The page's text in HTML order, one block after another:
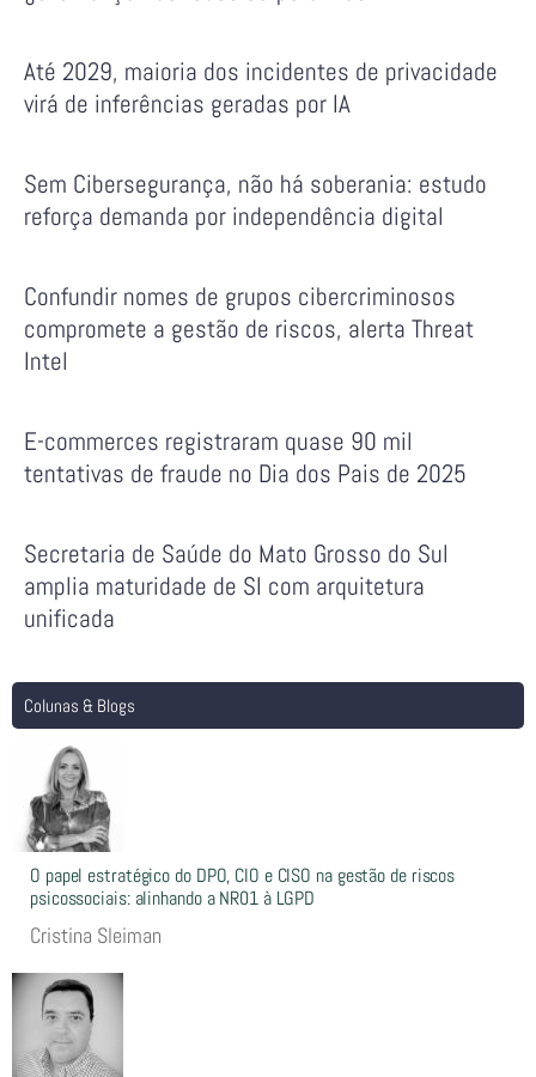
Até 2029, maioria dos incidentes de privacidade
virá de inferências geradas por IA
Sem Cibersegurança, não há soberania: estudo
reforça demanda por independência digital
Confundir nomes de grupos cibercriminosos
compromete a gestão de riscos, alerta Threat
Intel
E-commerces registraram quase 90 mil
tentativas de fraude no Dia dos Pais de 2025
Secretaria de Saúde do Mato Grosso do Sul
amplia maturidade de SI com arquitetura
unificada
Colunas & Blogs
O papel estratégico do DPO, CIO e CISO na gestão de riscos
psicossociais: alinhando a NR01 à LGPD
Cristina Sleiman